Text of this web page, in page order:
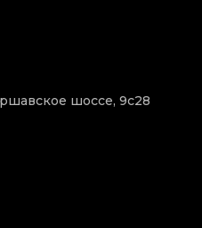
шоссе, 9с28